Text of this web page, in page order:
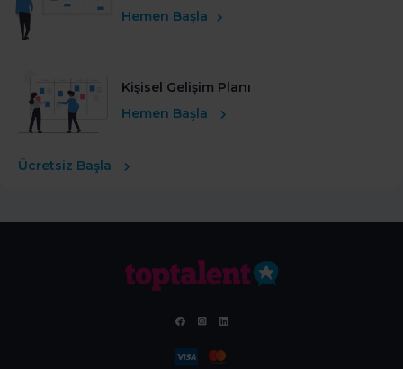
Hemen Başla
Kişisel Gelişim Planı
Hemen Başla
Ücretsiz Başla